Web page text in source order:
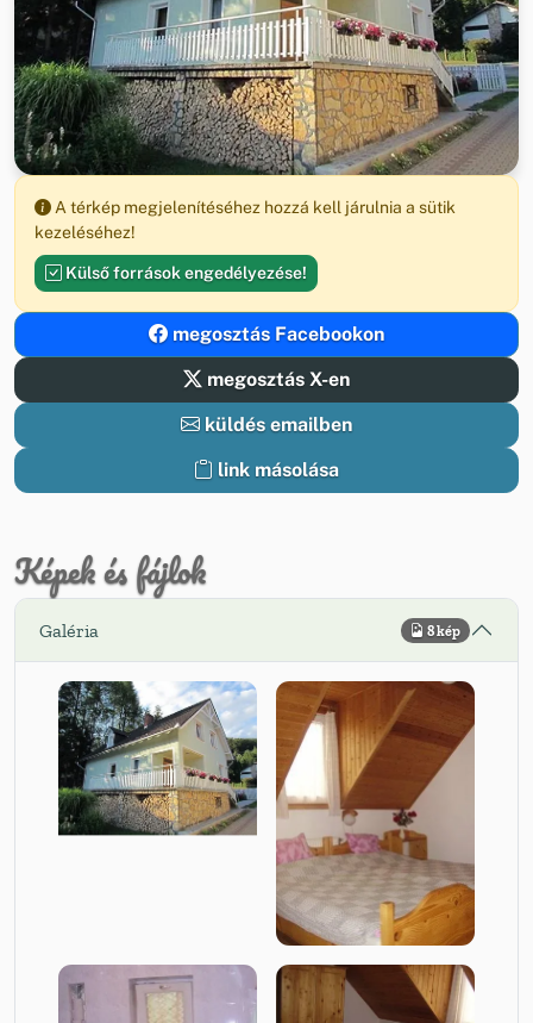
A térkép megjelenítéséhez hozzá kell járulnia a sütik
kezeléséhez!
Külső források engedélyezése!
megosztás Facebookon
megosztás X-en
küldés emailben
link másolása
Képek és fájlok
Galéria 8 kép